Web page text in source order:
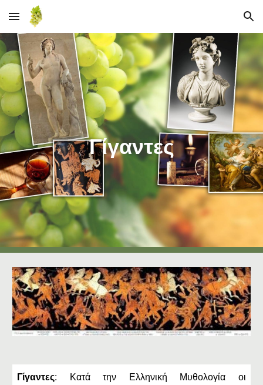
Skip to main content Skip to navigation
Γίγαντες
Γίγαντες: Κατά την Ελληνική Μυθολογία οι